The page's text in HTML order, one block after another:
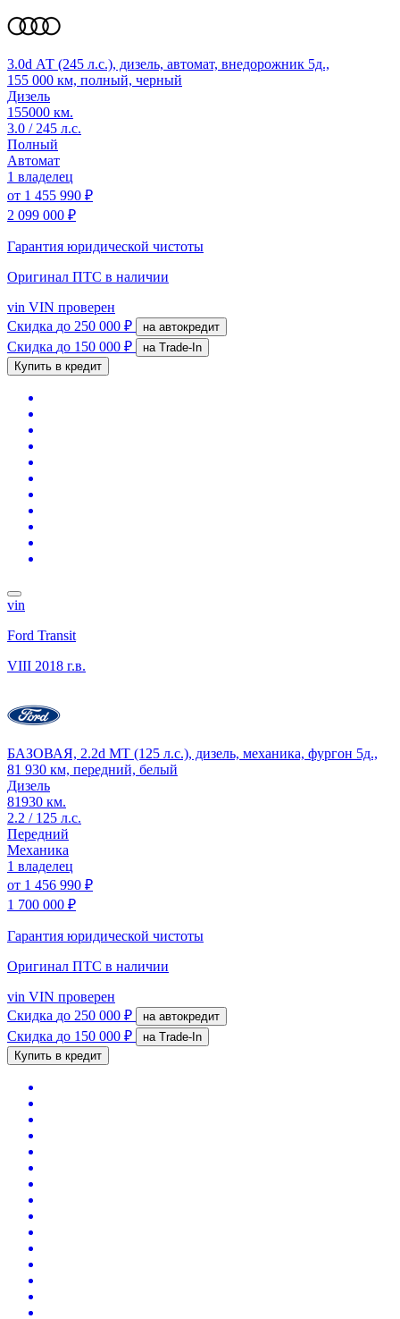
3.0d АТ (245 л.с.), дизель, автомат, внедорожник 5д.,
155 000 км, полный, черный
Дизель
155000 км.
3.0 / 245 л.с.
Полный
Автомат
1 владелец
от 1 455 990 ₽
2 099 000 ₽
Гарантия юридической чистоты
Оригинал ПТС в наличии
vin VIN проверен
Скидка до 250 000 ₽ на автокредит
Скидка до 150 000 ₽
на Trade-In
Купить в кредит
vin
Ford Transit
VIII 2018 г.в.
БАЗОВАЯ, 2.2d MT (125 л.с.), дизель, механика, фургон 5д.,
81 930 км, передний, белый
Дизель
81930 км.
2.2 / 125 л.с.
Передний
Механика
1 владелец
от 1 456 990 ₽
1 700 000 ₽
Гарантия юридической чистоты
Оригинал ПТС в наличии
vin VIN проверен
Скидка до 250 000 ₽ на автокредит
Скидка до 150 000 ₽
на Trade-In
Купить в кредит